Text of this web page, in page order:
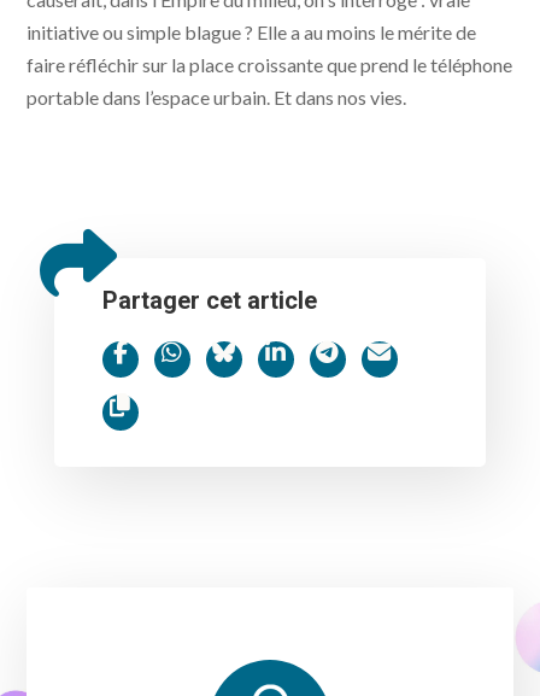
initiative ou simple blague ? Elle a au moins le mérite de
faire réfléchir sur la place croissante que prend le téléphone
portable dans l’espace urbain. Et dans nos vies.
Partager cet article